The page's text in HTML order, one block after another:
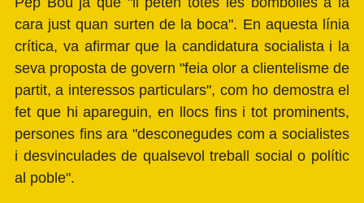
cara just quan surten de la boca". En aquesta línia
crítica, va afirmar que la candidatura socialista i la
seva proposta de govern "feia olor a clientelisme de
partit, a interessos particulars", com ho demostra el
fet que hi apareguin, en llocs fins i tot prominents,
persones fins ara "desconegudes com a socialistes
i desvinculades de qualsevol treball social o polític
al poble".